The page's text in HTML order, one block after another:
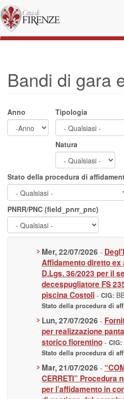
Salta al contenuto principale
Bandi di gara
Anno Tipologia
Natura
Stato della procedura di
PNRR/PNC (field_pnrr_pnc)
Mer, 22/07/2026 -
Affidamento diretto ex
D.Lgs. 36/2023 per il
decespugliatore FS
piscina Costoli - CIG:
Stato della procedura di
Lun, 27/07/2026 -
per realizzazione
storico fiorentino - CIG:
Stato della procedura di
Mar, 21/07/2026 -
CERRETI” Procedura
per l’affidamento in